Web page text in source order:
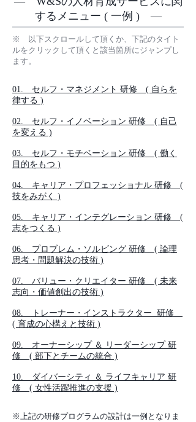
するメニュー ( 一例 ) ―
※ 以下スクロールして頂くか、下記のタイト
ルをクリックして頂くと該当箇所にジャンプし
ます。
01. セルフ・マネジメント 研修 ( 自らを
律する )
02. セルフ・イノベーション 研修 ( 自己
を変える )
03. セルフ・モチベーション 研修 ( 働く
目的をもつ )
04. キャリア・プロフェッショナル 研修 (
技をみがく )
05. キャリア・インテグレーション 研修 (
志をつくる )
06. プロブレム・ソルビング 研修 ( 論理
思考・問題解決の技術 )
07. バリュー・クリエイター 研修 ( 未来
志向・価値創出の技術 )
08. トレーナー・インストラクター 研修
( 育成の心構えと技術 )
09. オーナーシップ ＆ リーダーシップ 研
修 ( 部下とチームの統合 )
10. ダイバーシティ ＆ ライフキャリア 研
修 ( 女性活躍推進の支援 )
※上記の研修プログラムの設計は一例となりま